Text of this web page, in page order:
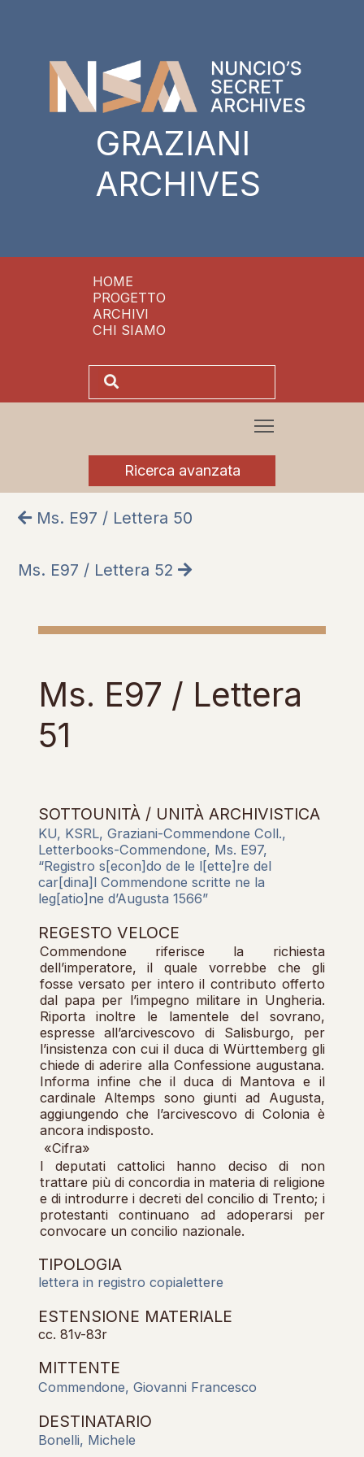
GRAZIANI
ARCHIVES
HOME
PROGETTO
ARCHIVI
CHI SIAMO
Ricerca avanzata
Ms. E97 / Lettera 50
Ms. E97 / Lettera 52
Ms. E97 / Lettera
51
SOTTOUNITÀ / UNITÀ ARCHIVISTICA
KU, KSRL, Graziani-Commendone Coll.,
Letterbooks-Commendone, Ms. E97,
“Registro s[econ]do de le l[ette]re del
car[dina]l Commendone scritte ne la
leg[atio]ne d’Augusta 1566”
REGESTO VELOCE
Commendone riferisce la richiesta
dell’imperatore, il quale vorrebbe che gli
fosse versato per intero il contributo offerto
dal papa per l’impegno militare in Ungheria.
Riporta inoltre le lamentele del sovrano,
espresse all’arcivescovo di Salisburgo, per
l’insistenza con cui il duca di Württemberg gli
chiede di aderire alla Confessione augustana.
Informa infine che il duca di Mantova e il
cardinale Altemps sono giunti ad Augusta,
aggiungendo che l’arcivescovo di Colonia è
ancora indisposto.
«Cifra»
I deputati cattolici hanno deciso di non
trattare più di concordia in materia di religione
e di introdurre i decreti del concilio di Trento; i
protestanti continuano ad adoperarsi per
convocare un concilio nazionale.
TIPOLOGIA
lettera in registro copialettere
ESTENSIONE MATERIALE
cc. 81v-83r
MITTENTE
Commendone, Giovanni Francesco
DESTINATARIO
Bonelli, Michele